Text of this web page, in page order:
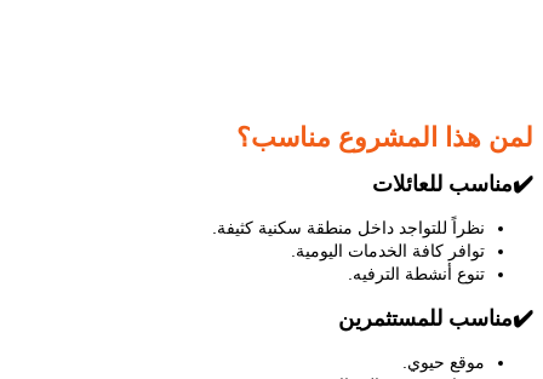
لمن هذا المشروع مناسب؟
✔️مناسب للعائلات
نظراً للتواجد داخل منطقة سكنية كثيفة.
توافر كافة الخدمات اليومية.
تنوع أنشطة الترفيه.
✔️مناسب للمستثمرين
موقع حيوي.